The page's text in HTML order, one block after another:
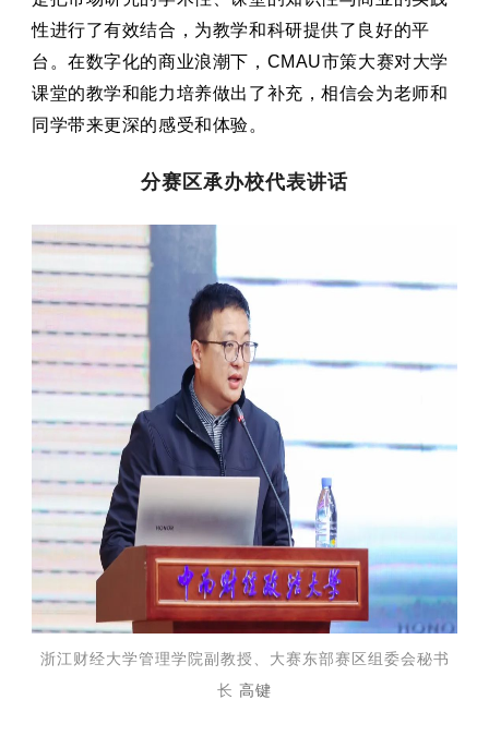
性进行了有效结合，为教学和科研提供了良好的平
台。在数字化的商业浪潮下，CMAU市策大赛对大学
课堂的教学和能力培养做出了补充，相信会为老师和
同学带来更深的感受和体验。
分赛区承办校代表讲话
浙江财经大学管理学院副教授、 大赛东部赛区组委会秘书
长 高键